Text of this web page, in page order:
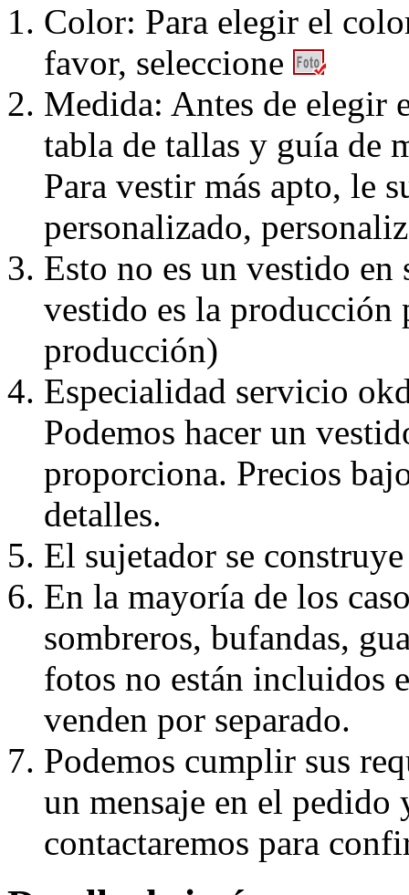
Color: Para elegir el
favor, seleccione
Medida: Antes de elegir
tabla de tallas y guía de
Para vestir más apto, le
personalizado,
Esto no es un vestido
vestido es la producción
producción)
Especialidad servicio
Podemos hacer un
proporciona. Precios
detalles.
El sujetador se
En la mayoría de los
sombreros, bufandas,
fotos no están incluidos
venden por separado.
Podemos cumplir sus
un mensaje en el pedido
contactaremos para